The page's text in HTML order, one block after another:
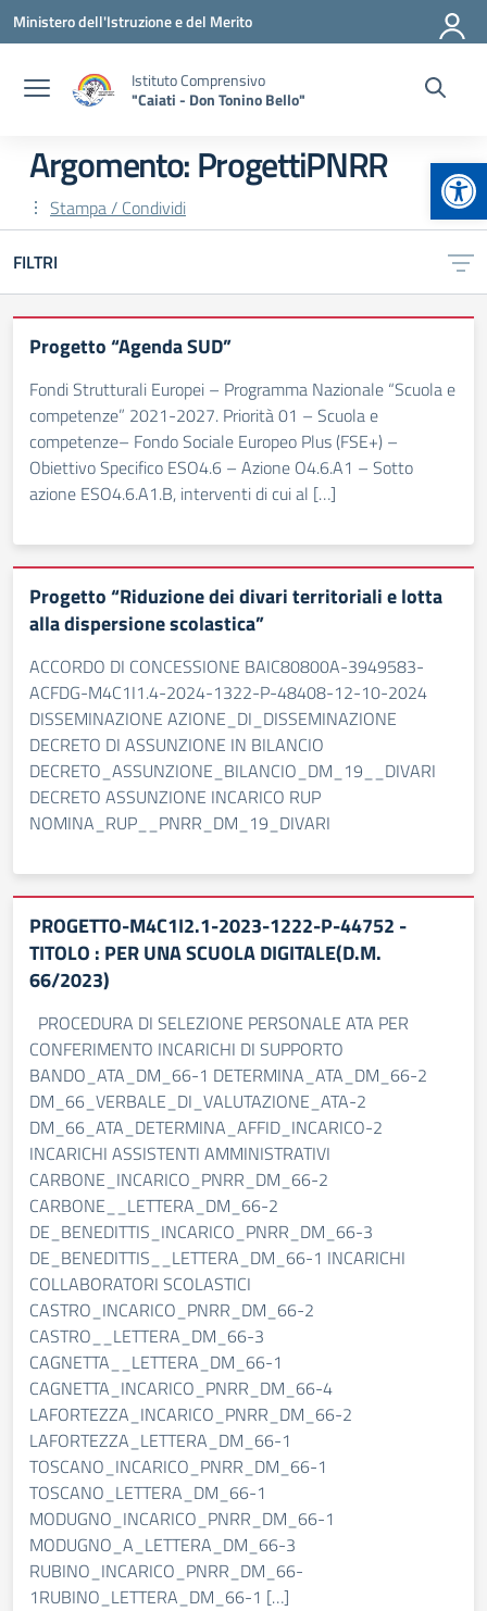
Vai ai contenuti
Vai al menu di navigazione
Vai al footer
Ministero dell'Istruzione e del Merito
Istituto Comprensivo
"Caiati - Don Tonino Bello"
Argomento: ProgettiPNRR
Stampa / Condividi
FILTRI
Progetto “Agenda SUD”
Fondi Strutturali Europei – Programma Nazionale “Scuola e
competenze” 2021-2027. Priorità 01 – Scuola e
competenze– Fondo Sociale Europeo Plus (FSE+) –
Obiettivo Specifico ESO4.6 – Azione O4.6.A1 – Sotto
azione ESO4.6.A1.B, interventi di cui al […]
Progetto “Riduzione dei divari territoriali e lotta
alla dispersione scolastica”
ACCORDO DI CONCESSIONE BAIC80800A-3949583-
ACFDG-M4C1I1.4-2024-1322-P-48408-12-10-2024
DISSEMINAZIONE AZIONE_DI_DISSEMINAZIONE
DECRETO DI ASSUNZIONE IN BILANCIO
DECRETO_ASSUNZIONE_BILANCIO_DM_19__DIVARI
DECRETO ASSUNZIONE INCARICO RUP
NOMINA_RUP__PNRR_DM_19_DIVARI
PROGETTO-M4C1I2.1-2023-1222-P-44752 -
TITOLO : PER UNA SCUOLA DIGITALE(D.M.
66/2023)
PROCEDURA DI SELEZIONE PERSONALE ATA PER
CONFERIMENTO INCARICHI DI SUPPORTO
BANDO_ATA_DM_66-1 DETERMINA_ATA_DM_66-2
DM_66_VERBALE_DI_VALUTAZIONE_ATA-2
DM_66_ATA_DETERMINA_AFFID_INCARICO-2
INCARICHI ASSISTENTI AMMINISTRATIVI
CARBONE_INCARICO_PNRR_DM_66-2
CARBONE__LETTERA_DM_66-2
DE_BENEDITTIS_INCARICO_PNRR_DM_66-3
DE_BENEDITTIS__LETTERA_DM_66-1 INCARICHI
COLLABORATORI SCOLASTICI
CASTRO_INCARICO_PNRR_DM_66-2
CASTRO__LETTERA_DM_66-3
CAGNETTA__LETTERA_DM_66-1
CAGNETTA_INCARICO_PNRR_DM_66-4
LAFORTEZZA_INCARICO_PNRR_DM_66-2
LAFORTEZZA_LETTERA_DM_66-1
TOSCANO_INCARICO_PNRR_DM_66-1
TOSCANO_LETTERA_DM_66-1
MODUGNO_INCARICO_PNRR_DM_66-1
MODUGNO_A_LETTERA_DM_66-3
RUBINO_INCARICO_PNRR_DM_66-
1RUBINO_LETTERA_DM_66-1 […]